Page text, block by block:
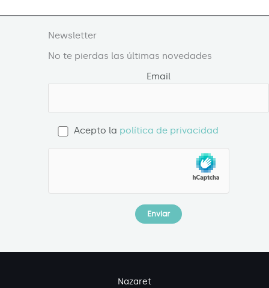
Newsletter
No te pierdas las últimas novedades
Email
Acepto la política de privacidad
Nazaret